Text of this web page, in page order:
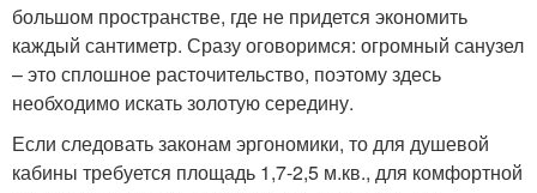
большом пространстве, где не придется экономить
каждый сантиметр. Сразу оговоримся: огромный санузел
– это сплошное расточительство, поэтому здесь
необходимо искать золотую середину.
Если следовать законам эргономики, то для душевой
кабины требуется площадь 1,7-2,5 м.кв., для комфортной